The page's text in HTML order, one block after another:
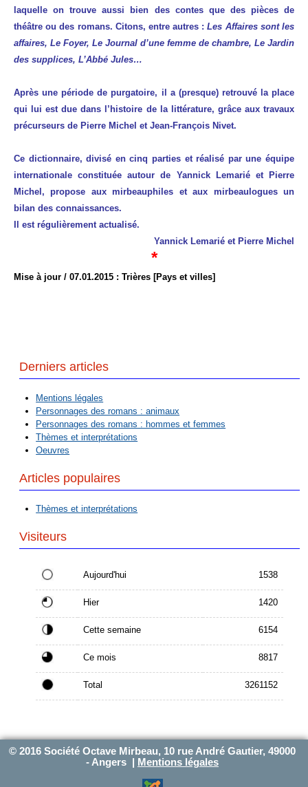
laquelle on trouve aussi bien des contes que des pièces de
théâtre ou des romans. Citons, entre autres :Les Affaires sont les
affaires, Le Foyer, Le Journal d’une femme de chambre, Le Jardin
des supplices, L’Abbé Jules…
Après une période de purgatoire, il a (presque) retrouvé la place
qui lui est due dans l’histoire de la littérature, grâce aux travaux
précurseurs de Pierre Michel et Jean-François Nivet.
Ce dictionnaire, divisé en cinq parties et réalisé par une équipe
internationale constituée autour de Yannick Lemarié et Pierre
Michel, propose aux mirbeauphiles et aux mirbeaulogues un
bilan des connaissances.
Il est régulièrement actualisé.
Yannick Lemarié et Pierre Michel
*
Mise à jour / 07.01.2015 : Trières [Pays et villes]
Derniers articles
Mentions légales
Personnages des romans : animaux
Personnages des romans : hommes et femmes
Thèmes et interprétations
Oeuvres
Articles populaires
Thèmes et interprétations
Visiteurs
Aujourd'hui 1538
Hier 1420
Cette semaine 6154
Ce mois 8817
Total 3261152
© 2016 Société Octave Mirbeau, 10 rue André Gautier, 49000
- Angers | Mentions légales